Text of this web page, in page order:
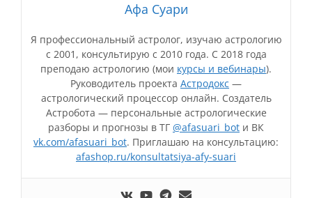
Афа Суари
Я профессиональный астролог, изучаю астрологию
с 2001, консультирую с 2010 года. С 2018 года
преподаю астрологию (мои курсы и вебинары).
Руководитель проекта Астродокс —
астрологический процессор онлайн. Создатель
Астробота — персональные астрологические
разборы и прогнозы в ТГ @afasuari_bot и ВК
vk.com/afasuari_bot. Приглашаю на консультацию:
afashop.ru/konsultatsiya-afy-suari